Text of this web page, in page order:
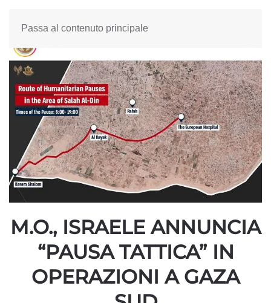
Passa al contenuto principale
M.O., ISRAELE ANNUNCIA
“PAUSA TATTICA” IN
OPERAZIONI A GAZA